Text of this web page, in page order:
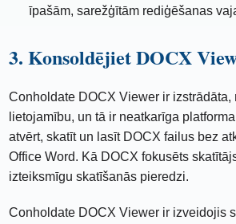
īpašām, sarežģītām rediģēšanas
3. Konsoldējiet DOCX
Conholdate DOCX Viewer ir izstrādāta,
lietojamību, un tā ir neatkarīga
atvērt, skatīt un lasīt DOCX failus bez
Office Word. Kā DOCX fokusēts
izteiksmīgu skatīšanās pieredzi.
Conholdate DOCX Viewer ir izveidojis